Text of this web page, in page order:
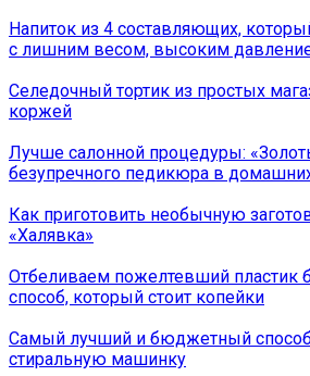
Напиток из 4 составляющих,
с лишним весом, высоким
Селедочный тортик из простых
коржей
Лучше салонной процедуры:
безупречного педикюра в
Как приготовить необычную
«Халявка»
Отбеливаем пожелтевший пластик
способ, который стоит копейки
Самый лучший и бюджетный способ
стиральную машинку